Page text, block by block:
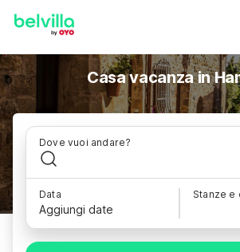
Casa vacanza in
Dove vuoi andare?
Data
Aggiungi date
Stanze e